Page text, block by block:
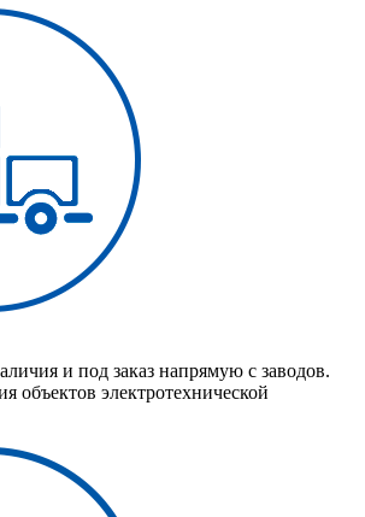
и под заказ напрямую с заводов.
объектов электротехнической